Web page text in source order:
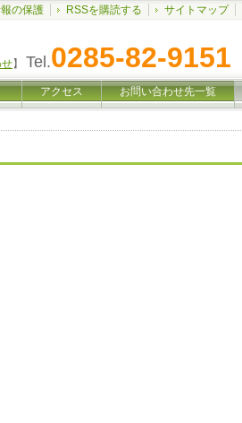
せ】 Tel.0285-82-9151
の保護 RSSを購読する サイトマップ
アクセス お問い合わせ先一覧